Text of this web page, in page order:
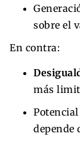
sobre el
En contra:
más
depende